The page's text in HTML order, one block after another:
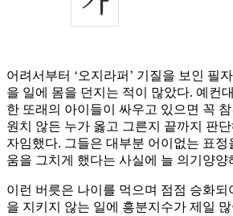
어려서부터 ‘오지라퍼’ 기질을 보인 필
을 일에 몸을 던지는 적이 많았다. 예컨
한 또래의 아이들이 싸우고 있으면 꼭
원치 않든 누가 옳고 그른지 끝까지 판
자임했다. 그들은 대부분 어이없는 표정
움을 그치게 했다는 사실에 늘 의기양양
이런 버릇은 나이를 먹으며 점점 승화되
을 지키지 않는 일에 흥분지수가 제일